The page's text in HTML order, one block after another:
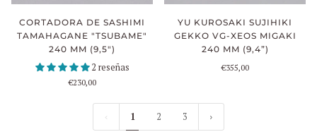
CORTADORA DE SASHIMI
TAMAHAGANE "TSUBAME"
240 MM (9,5")
2 reseñas
€230,00
YU KUROSAKI SUJIHIKI
GEKKO VG-XEOS MIGAKI
240 MM (9,4”)
€355,00
1 2 3